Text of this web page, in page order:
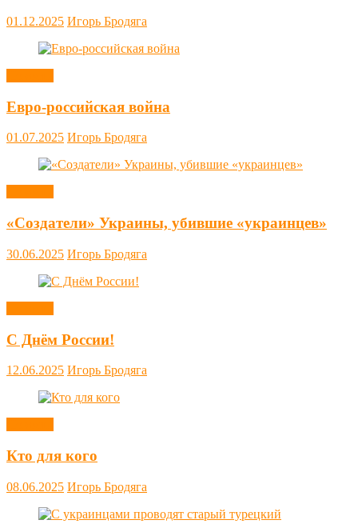
01.12.2025 Игорь Бродяга
Евро-российская война
01.07.2025 Игорь Бродяга
«Создатели» Украины, убившие «украинцев»
30.06.2025 Игорь Бродяга
С Днём России!
12.06.2025 Игорь Бродяга
Кто для кого
08.06.2025 Игорь Бродяга